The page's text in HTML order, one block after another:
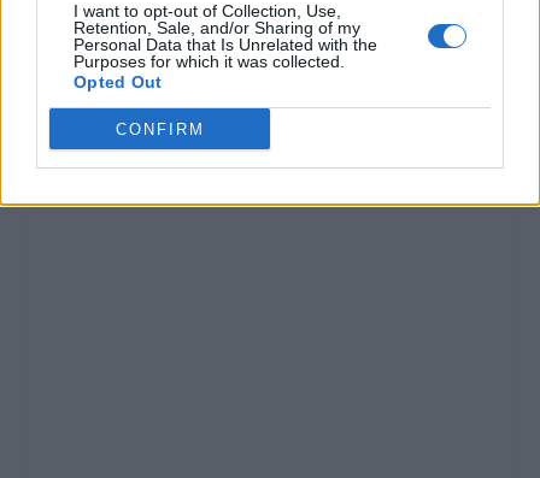
I want to opt-out of Collection, Use,
Retention, Sale, and/or Sharing of my
Personal Data that Is Unrelated with the
Purposes for which it was collected.
Opted Out
CONFIRM